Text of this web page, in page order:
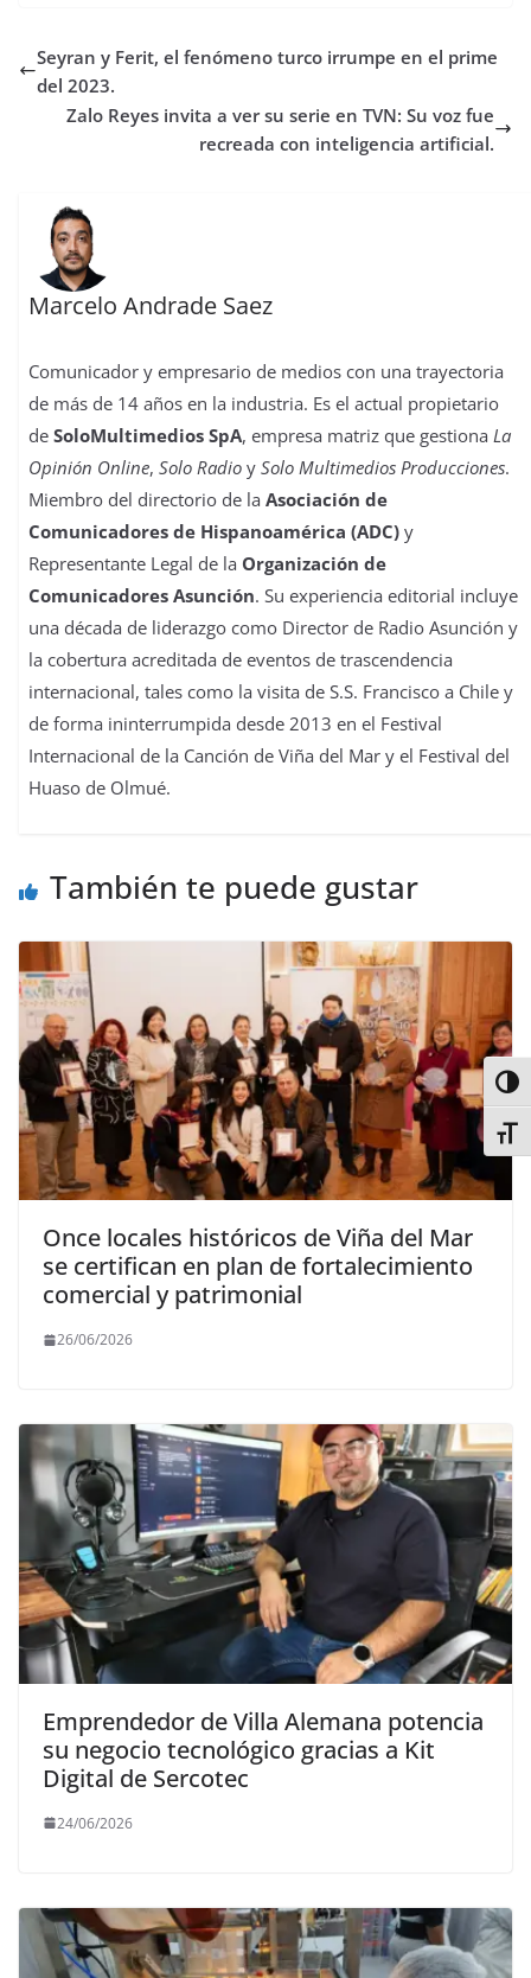
o
o
k
e
r
A
p
d
n
r
s
r
d
n
r
i
Seyran y Ferit, el fenómeno turco irrumpe en el prime
del 2023.
Zalo Reyes invita a ver su serie en TVN: Su voz fue
recreada con inteligencia artificial.
Marcelo Andrade Saez
Comunicador y empresario de medios con una trayectoria
de más de 14 años en la industria. Es el actual propietario
deSoloMultimedios SpA, empresa matriz que gestionaLa
Opinión Online,Solo Radio ySolo Multimedios Producciones.
Miembro del directorio de laAsociación de
Comunicadores de Hispanoamérica (ADC) y
Representante Legal de la Organización de
Comunicadores Asunción. Su experiencia editorial incluye
una década de liderazgo como Director de Radio Asunción y
la cobertura acreditada de eventos de trascendencia
internacional, tales como la visita de S.S. Francisco a Chile y
de forma ininterrumpida desde 2013 en el Festival
Internacional de la Canción de Viña del Mar y el Festival del
Huaso de Olmué.
También te puede gustar
Once locales históricos de Viña del Mar
se certifican en plan de fortalecimiento
comercial y patrimonial
26/06/2026
Emprendedor de Villa Alemana potencia
su negocio tecnológico gracias a Kit
Digital de Sercotec
24/06/2026